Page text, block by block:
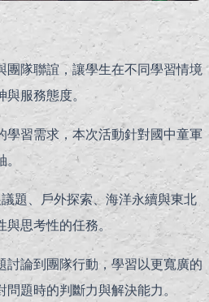
團隊聯誼，讓學生在不同學習情境
服務態度。
學習需求，本次活動針對國中童軍
題、戶外探索、海洋永續與東北
思考性的任務。
討論到團隊行動，學習以更寬廣的
問題時的判斷力與解決能力。